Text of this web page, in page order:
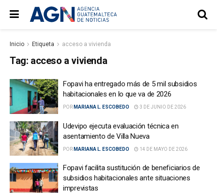
Inicio Etiqueta acceso a vivienda
Tag: acceso a vivienda
Fopavi ha entregado más de 5 mil subsidios
habitacionales en lo que va de 2026
POR MARIANA L. ESCOBEDO 3 DE JUNIO DE 2026
Udevipo ejecuta evaluación técnica en
asentamiento de Villa Nueva
POR MARIANA L. ESCOBEDO 14 DE MAYO DE 2026
Fopavi facilita sustitución de beneficiarios de
subsidios habitacionales ante situaciones
imprevistas